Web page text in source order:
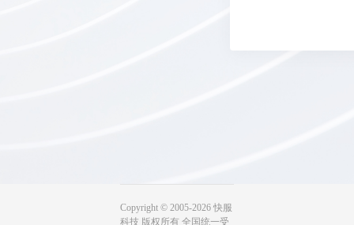
Copyright © 2005-2026 快服
科技 版权所有 全国统一受